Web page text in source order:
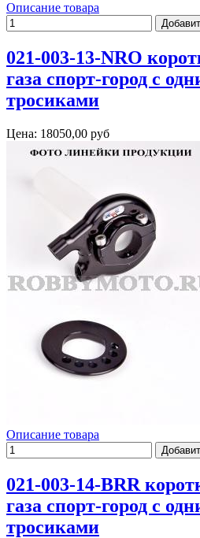
Описание товара
021-003-13-NRO
газа спорт-город с
тросиками
Цена: 18050,00 руб
Описание товара
021-003-14-BRR
газа спорт-город с
тросиками